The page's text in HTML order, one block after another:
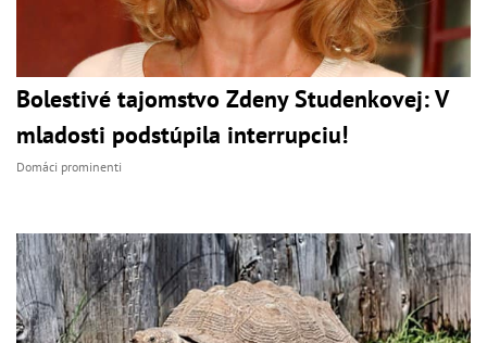
Bolestivé tajomstvo Zdeny Studenkovej: V
mladosti podstúpila interrupciu!
Domáci prominenti